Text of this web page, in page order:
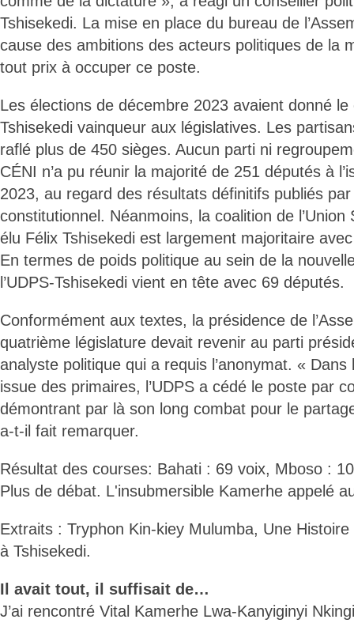
Tshisekedi. La mise en place du bureau de
cause des ambitions des acteurs politiques de la
tout prix à occuper ce poste.
Les élections de décembre 2023 avaient donné
Tshisekedi vainqueur aux législatives. Les
raflé plus de 450 sièges. Aucun parti ni
CÉNI n’a pu réunir la majorité de 251 députés à
2023, au regard des résultats définitifs publiés
constitutionnel. Néanmoins, la coalition de
élu Félix Tshisekedi est largement majoritaire
En termes de poids politique au sein de la
l’UDPS-Tshisekedi vient en tête avec 69 députés.
Conformément aux textes, la présidence de
quatrième législature devait revenir au parti
analyste politique qui a requis l’anonymat. «
issue des primaires, l’UDPS a cédé le poste par
démontrant par là son long combat pour le
a-t-il fait remarquer.
Résultat des courses: Bahati : 69 voix, Mboso :
Plus de débat. L'insubmersible Kamerhe appelé
Extraits : Tryphon Kin-kiey Mulumba, Une
à Tshisekedi.
Il avait tout, il suffisait de…
J’ai rencontré Vital Kamerhe Lwa-Kanyiginyi